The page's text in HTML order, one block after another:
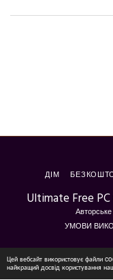
Цей вебсайт використовує файли
найкращий досвід користування
Ultimate Free PC
УМОВИ
ДІМ